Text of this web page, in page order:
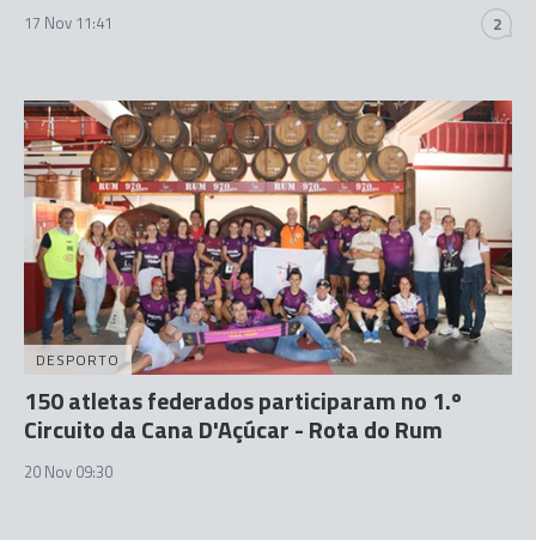
17 Nov 11:41 2
DESPORTO
150 atletas federados participaram no 1.º
Circuito da Cana D'Açúcar - Rota do Rum
20 Nov 09:30